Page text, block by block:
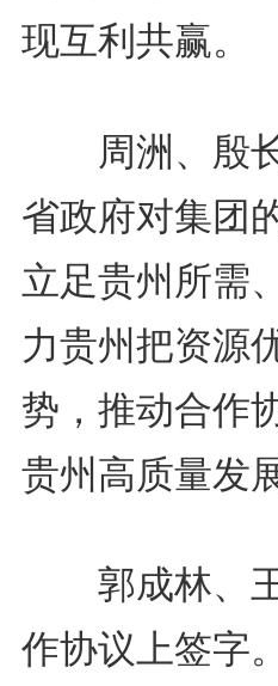
现互利共赢。
周洲、殷长
省政府对集团
立足贵州所需
力贵州把资源
势，推动合作
贵州高质量发
郭成林、王
作协议上签字